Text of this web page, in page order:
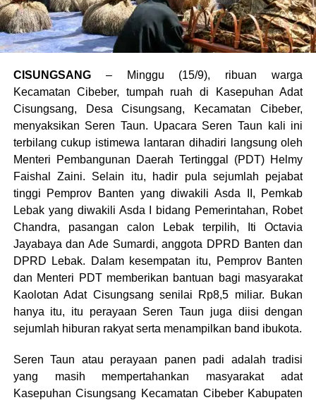
CISUNGSANG– Minggu (15/9), ribuan warga
Kecamatan Cibeber, tumpah ruah di Kasepuhan Adat
Cisungsang, Desa Cisungsang, Kecamatan Cibeber,
menyaksikan Seren Taun. Upacara Seren Taun kali ini
terbilang cukup istimewa lantaran dihadiri langsung oleh
Menteri Pembangunan Daerah Tertinggal (PDT) Helmy
Faishal Zaini. Selain itu, hadir pula sejumlah pejabat
tinggi Pemprov Banten yang diwakili Asda II, Pemkab
Lebak yang diwakili Asda I bidang Pemerintahan, Robet
Chandra, pasangan calon Lebak terpilih, Iti Octavia
Jayabaya dan Ade Sumardi, anggota DPRD Banten dan
DPRD Lebak. Dalam kesempatan itu, Pemprov Banten
dan Menteri PDT memberikan bantuan bagi masyarakat
Kaolotan Adat Cisungsang senilai Rp8,5 miliar. Bukan
hanya itu, itu perayaan Seren Taun juga diisi dengan
sejumlah hiburan rakyat serta menampilkan band ibukota.
Seren Taun atau perayaan panen padi adalah tradisi
yang masih mempertahankan masyarakat adat
Kasepuhan Cisungsang Kecamatan Cibeber Kabupaten